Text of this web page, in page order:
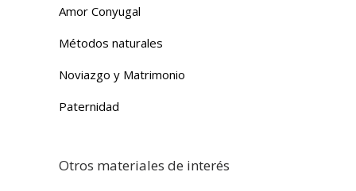
Amor Conyugal
Métodos naturales
Noviazgo y Matrimonio
Paternidad
Otros materiales de interés